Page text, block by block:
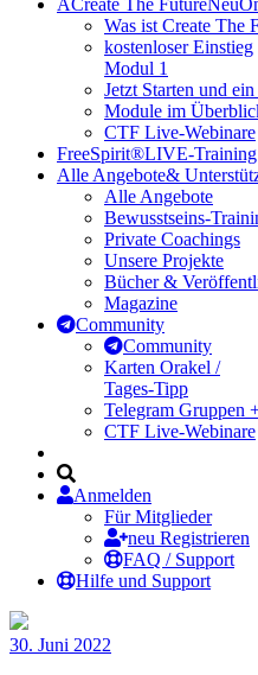
Was ist Create The
kostenloser Einstieg
Modul 1
Jetzt Starten und
Module im
CTF Live-Webinare
FreeSpirit®LIVE-Training
Alle Angebote&
Alle Angebote
Bewusstseins-
Private Coachings
Unsere Projekte
Bücher &
Magazine
Community
Community
Karten Orakel /
Tages-Tipp
Telegram Gruppen
CTF Live-Webinare
Anmelden
Für Mitglieder
neu Registrieren
FAQ / Support
Hilfe und Support
30. Juni 2022